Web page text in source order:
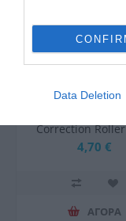
Data Deletion
Correction
Σετ των 2τμχ
4,70 €
ΑΓΟΡΑ